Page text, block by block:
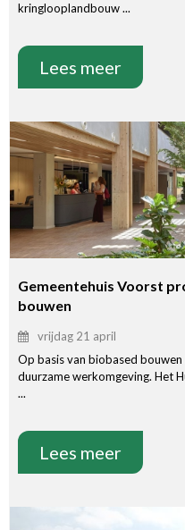
kringlooplandbouw ...
Lees meer
Gemeentehuis Voorst
bouwen
vrijdag 21 april
Op basis van biobased
duurzame werkomgeving. Het
...
Lees meer